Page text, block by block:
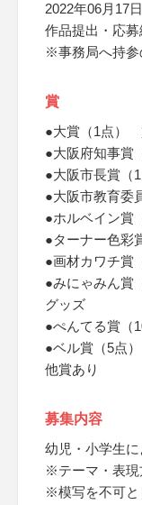
2022年06月17
作品提出・応
※事務局へ持参
賞
●大賞（1点）
●大阪府知事
●大阪市長賞
●大阪市教育
●ホルベイン
●ターナー色
●画材カワチ
●みにゃみん賞
グッズ
●ぺんてる賞
●ベル賞（5点
他賞あり
募集内容
幼児・小学生
※テーマ・表現
※模写を不可と